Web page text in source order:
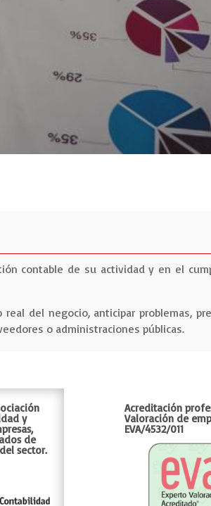
contable de su actividad y en el
del negocio, anticipar problemas,
o administraciones públicas.
y
de
sector.
Acreditación
Valoración de
EVA/4532/011